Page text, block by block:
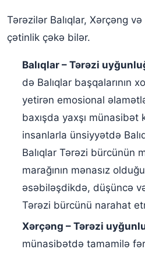
Tərəzilər Balıqlar, Xərçəng
çətinlik çəkə bilər.
Balıqlar – Tərəzi
də Balıqlar başqalarının
yetirən emosional
baxışda yaxşı
insanlarla ünsiyyətdə
Balıqlar Tərəzi bürcünün
marağının mənasız
əsəbiləşdikdə, düşüncə
Tərəzi bürcünü narahat
Xərçəng – Tərəzi
münasibətdə tamamilə